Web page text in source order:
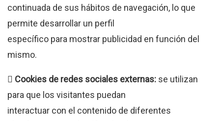
continuada de sus hábitos de navegación, lo que
permite desarrollar un perfil
específico para mostrar publicidad en función del
mismo.
 Cookies de redes sociales externas: se utilizan
para que los visitantes puedan
interactuar con el contenido de diferentes